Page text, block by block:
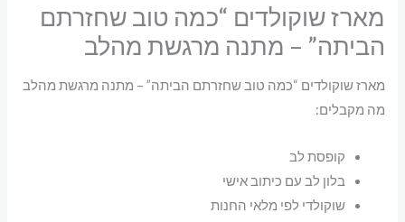
מארז שוקולדים “כמה טוב שחזרתם
הביתה” – מתנה מרגשת מהלב
מארז שוקולדים “כמה טוב שחזרתם הביתה” – מתנה מרגשת מהלב
מה מקבלים:
קופסת לב
בלון לב עם כיתוב אישי
שוקולדי לפי מלאי החנות